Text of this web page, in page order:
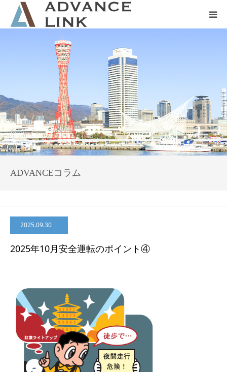
ADVANCEコラム
2025.09.30
2025年10月安全運転のポイント④
会社概要
ネット保険
事業保険